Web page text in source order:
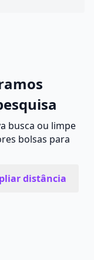
busca ou limpe
bolsas para
distância